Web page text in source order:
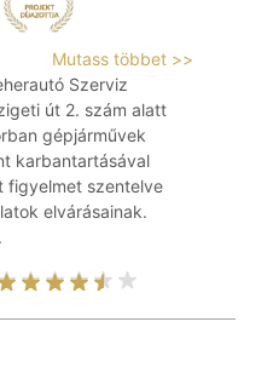
Mutass többet >>
Szerviz
út 2. szám alatt
gépjárművek
karbantartásával
figyelmet szentelve
elvárásainak.